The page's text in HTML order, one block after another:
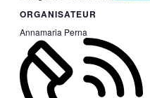
ORGANISATEUR
Annamaria Perna